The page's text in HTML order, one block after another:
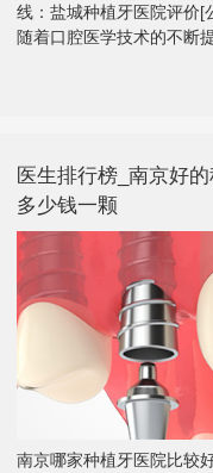
线：盐城种植牙医院评价[
随着口腔医学技术的不断
医生排行榜_南京好
多少钱一颗
南京哪家种植牙医院比较